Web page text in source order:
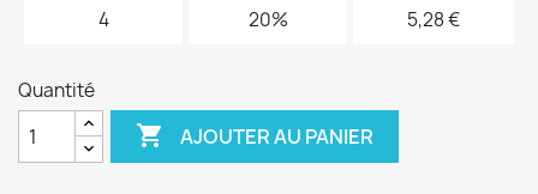
4 20% 5,28 €
Quantité
 AJOUTER AU PANIER